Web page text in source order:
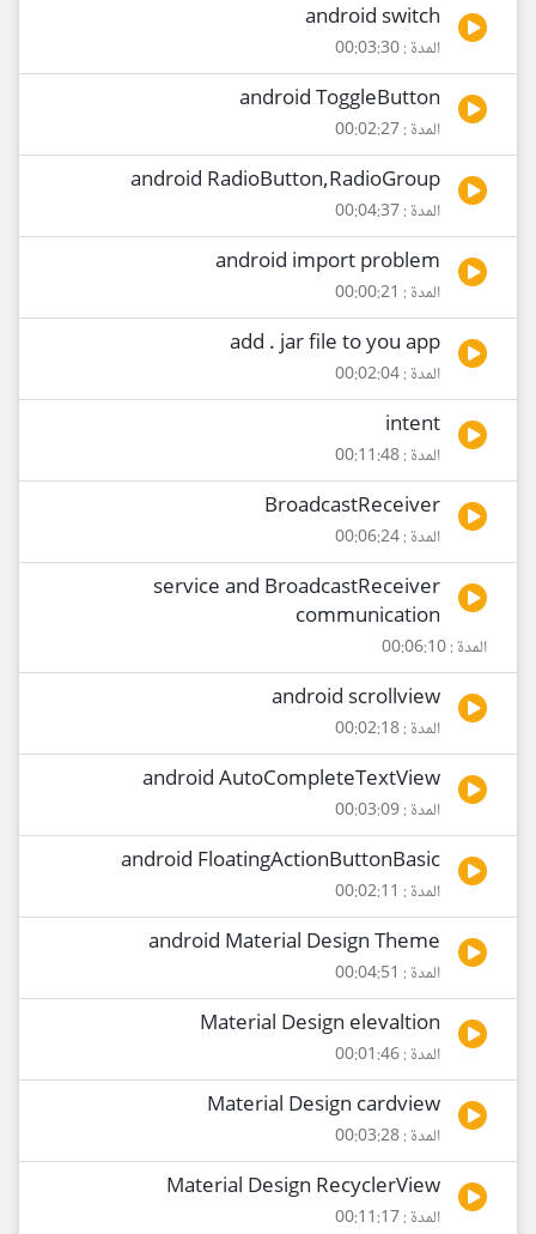
android switch
المدة : 00:03:30
android ToggleButton
المدة : 00:02:27
android RadioButton,RadioGroup
المدة : 00:04:37
android import problem
المدة : 00:00:21
add . jar file to you app
المدة : 00:02:04
intent
المدة : 00:11:48
BroadcastReceiver
المدة : 00:06:24
service and BroadcastReceiver
communication
المدة : 00:06:10
android scrollview
المدة : 00:02:18
android AutoCompleteTextView
المدة : 00:03:09
android FloatingActionButtonBasic
المدة : 00:02:11
android Material Design Theme
المدة : 00:04:51
Material Design elevaltion
المدة : 00:01:46
Material Design cardview
المدة : 00:03:28
Material Design RecyclerView
المدة : 00:11:17